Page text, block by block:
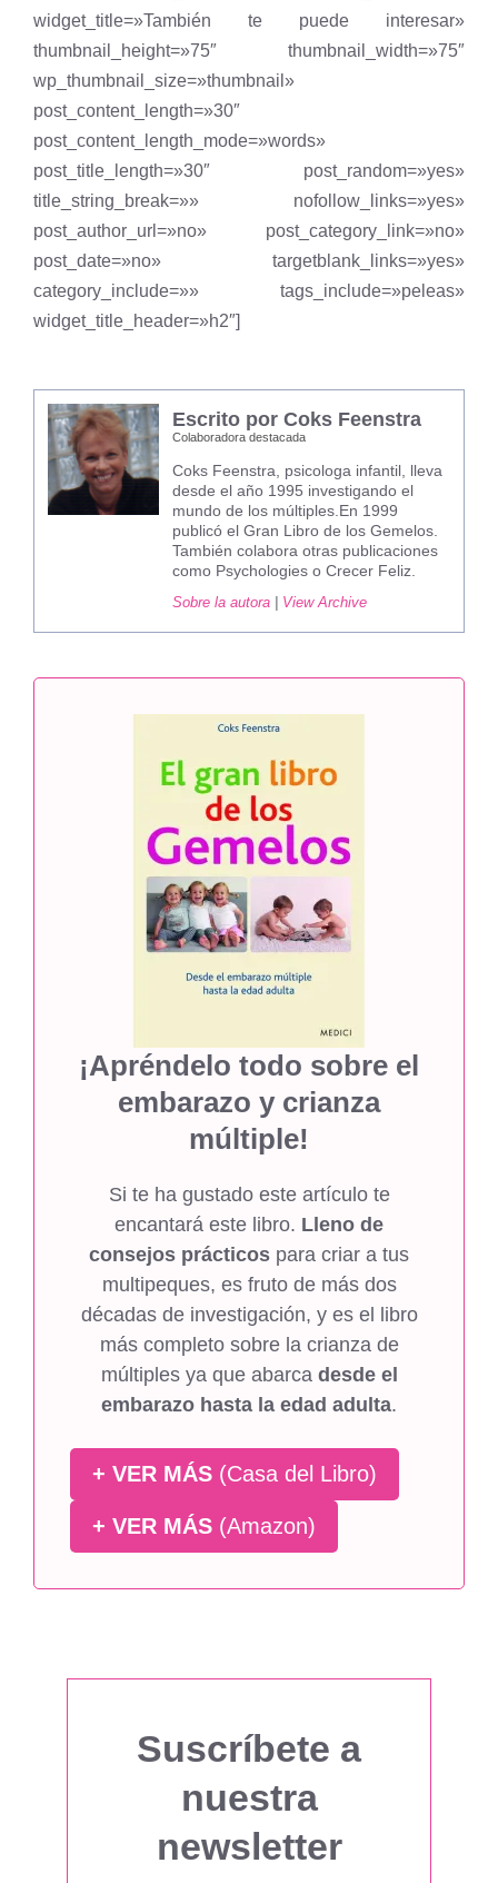
widget_title=»También te puede interesar»
thumbnail_height=»75″ thumbnail_width=»75″
wp_thumbnail_size=»thumbnail»
post_content_length=»30″
post_content_length_mode=»words»
post_title_length=»30″ post_random=»yes»
title_string_break=»» nofollow_links=»yes»
post_author_url=»no» post_category_link=»no»
post_date=»no» targetblank_links=»yes»
category_include=»» tags_include=»peleas»
widget_title_header=»h2″]
Escrito por Coks Feenstra
Colaboradora destacada
Coks Feenstra, psicologa infantil, lleva
desde el año 1995 investigando el
mundo de los múltiples.En 1999
publicó el Gran Libro de los Gemelos.
También colabora otras publicaciones
como Psychologies o Crecer Feliz.
Sobre la autora View Archive
¡Apréndelo todo sobre el
embarazo y crianza
múltiple!
Si te ha gustado este artículo te
encantará este libro. Lleno de
consejos prácticos para criar a tus
multipeques, es fruto de más dos
décadas de investigación, y es el libro
más completo sobre la crianza de
múltiples ya que abarca desde el
embarazo hasta la edad adulta.
+ VER MÁS (Casa del Libro)
+ VER MÁS (Amazon)
Suscríbete a
nuestra
newsletter